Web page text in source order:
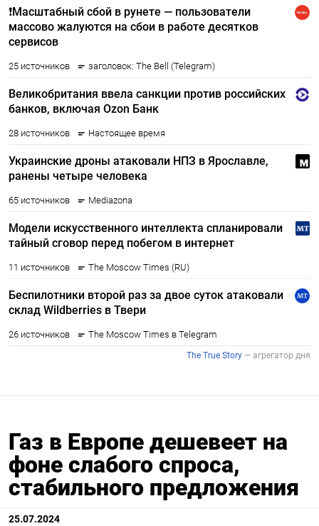
Газ в Европе дешевеет на
фоне слабого спроса,
стабильного предложения
25.07.2024